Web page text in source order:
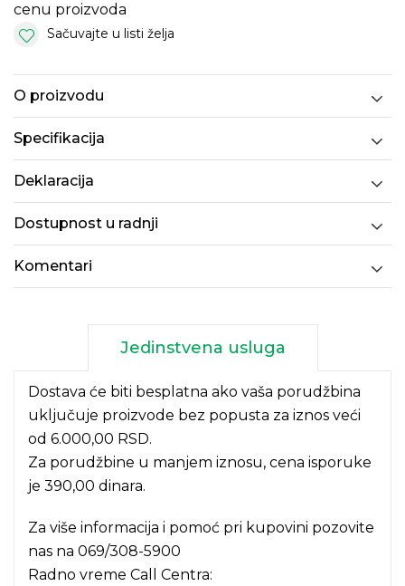
cenu proizvoda
Sačuvajte u listi želja
O proizvodu
Specifikacija
Deklaracija
Dostupnost u radnji
Komentari
Jedinstvena usluga
Dostava će biti besplatna ako vaša porudžbina
uključuje proizvode bez popusta za iznos veći
od 6.000,00 RSD.
Za porudžbine u manjem iznosu, cena isporuke
je 390,00 dinara.
Za više informacija i pomoć pri kupovini pozovite
nas na 069/308-5900
Radno vreme Call Centra: